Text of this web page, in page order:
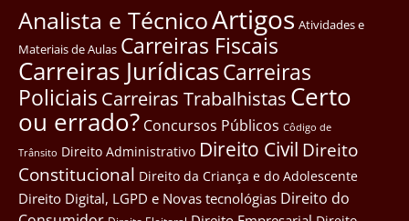
Analista e TécnicoArtigos Atividades e
Materiais de Aulas Carreiras Fiscais
Carreiras JurídicasCarreiras
Policiais Carreiras Trabalhistas Certo
ou errado? Concursos Públicos Côdigo de
Trânsito Direito Administrativo Direito Civil Direito
Constitucional Direito da Criança e do Adolescente
Direito Digital, LGPD e Novas tecnológias Direito do